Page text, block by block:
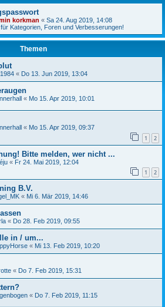
korkman « Sa 24. Aug 2019, 14:08
Kategorien, Foren und Verbesserungen!
Themen
« Do 13. Jun 2019, 13:04
« Mo 15. Apr 2019, 10:01
« Mo 15. Apr 2019, 09:37
1 2
Bitte melden, wer nicht ...
« Fr 24. Mai 2019, 12:04
1 2
B.V.
« Mi 6. Mär 2019, 14:46
« Do 28. Feb 2019, 09:55
in / um...
« Mi 13. Feb 2019, 10:20
« Do 7. Feb 2019, 15:31
« Do 7. Feb 2019, 11:15